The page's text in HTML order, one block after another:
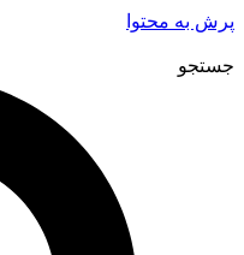
پرش به محتوا
جستجو